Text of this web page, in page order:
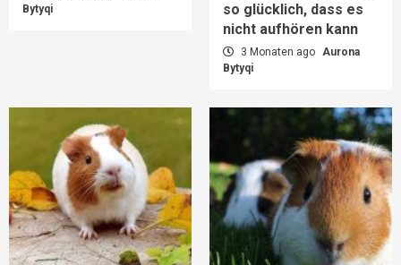
Bytyqi
so glücklich, dass es
nicht aufhören kann
3 Monaten ago Aurona
Bytyqi